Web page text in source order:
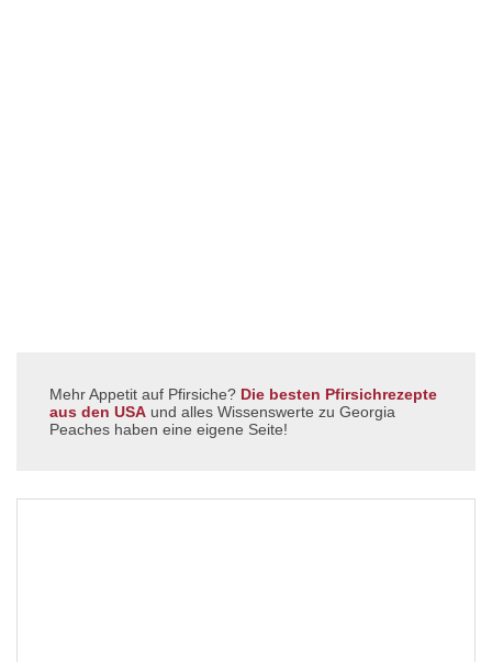
Mehr Appetit auf Pfirsiche? Die besten Pfirsichrezepte
aus den USA und alles Wissenswerte zu Georgia
Peaches haben eine eigene Seite!